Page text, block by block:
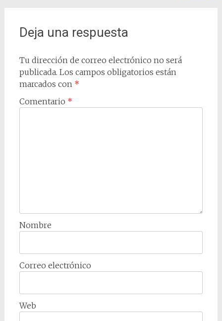
Deja una respuesta
Tu dirección de correo electrónico no será
publicada. Los campos obligatorios están
marcados con *
Comentario *
Nombre
Correo electrónico
Web